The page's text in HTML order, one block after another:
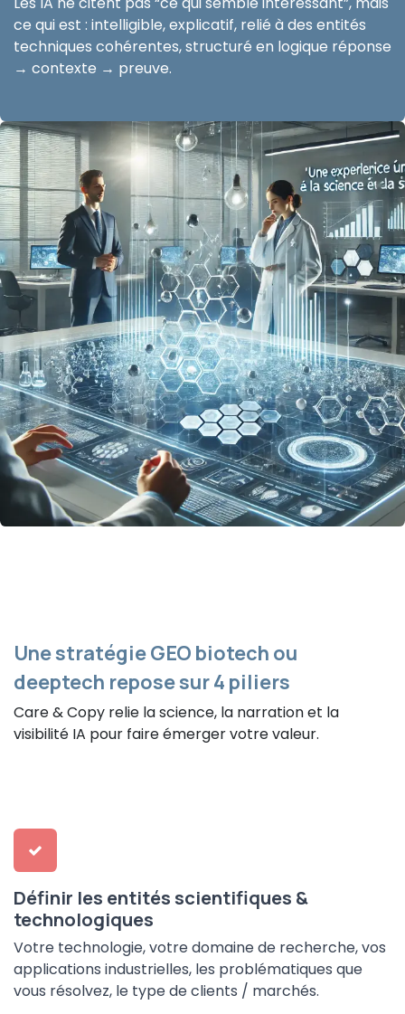
ce qui est : intelligible, explicatif, relié à des entités
techniques cohérentes, structuré en logique réponse
→ contexte → preuve.
Une stratégie GEO biotech ou
deeptech repose sur 4 piliers
Care & Copy relie la science, la narration et la
visibilité IA pour faire émerger votre valeur.
Définir les entités scientifiques &
technologiques
Votre technologie, votre domaine de recherche, vos
applications industrielles, les problématiques que
vous résolvez, le type de clients / marchés.